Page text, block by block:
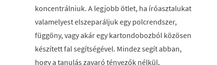
koncentrálniuk. A legjobb ötlet, ha íróasztalukat
valamelyest elszeparáljuk egy polcrendszer,
függöny, vagy akár egy kartondobozból közösen
készített fal segítségével. Mindez segít abban,
hogy a tanulás zavaró tényezők nélkül,